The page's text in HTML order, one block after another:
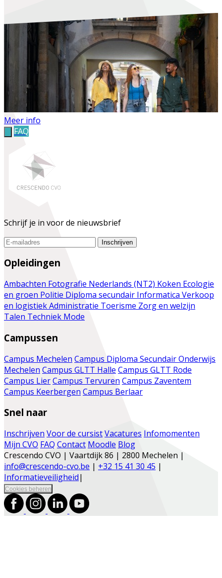
Meer info
FAQ
Schrijf je in voor de nieuwsbrief
Inschrijven
Opleidingen
Ambachten Fotografie Nederlands (NT2) Koken Ecologie
en groen Politie Diploma secundair Informatica Verkoop
en logistiekAdministratie Toerisme Zorg en welzijn
Talen Techniek Mode
Campussen
Campus Mechelen Campus Diploma Secundair Onderwijs
Mechelen Campus GLTT Halle Campus GLTT Rode
Campus LierCampus Tervuren Campus Zaventem
Campus Keerbergen Campus Berlaar
Snel naar
Inschrijven Voor de cursistVacatures Infomomenten
Mijn CVO FAQ Contact Moodle Blog
Crescendo CVO | Vaartdijk 86 | 2800 Mechelen |
info@crescendo-cvo.be | +32 15 41 30 45 |
Informatieveiligheid|
Cookies beheren